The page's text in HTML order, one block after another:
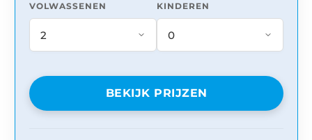
VOLWASSENEN KINDEREN
BEKIJK PRIJZEN